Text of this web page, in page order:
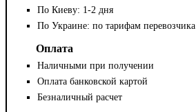
По Киеву: 1-2 дня
По Украине: по тарифам перевозчика
Оплата
Наличными при получении
Оплата банковской картой
Безналичный расчет